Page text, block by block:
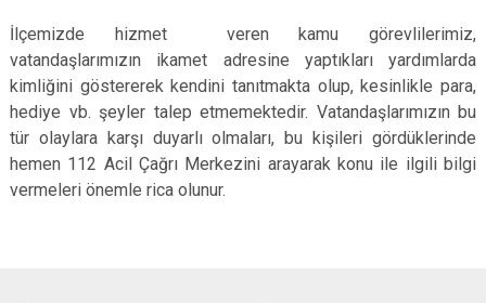
İlçemizde hizmet veren kamu görevlilerimiz,
vatandaşlarımızın ikamet adresine yaptıkları yardımlarda
kimliğini göstererek kendini tanıtmakta olup, kesinlikle para,
hediye vb. şeyler talep etmemektedir. Vatandaşlarımızın bu
tür olaylara karşı duyarlı olmaları, bu kişileri gördüklerinde
hemen 112 Acil Çağrı Merkezini arayarak konu ile ilgili bilgi
vermeleri önemle rica olunur.